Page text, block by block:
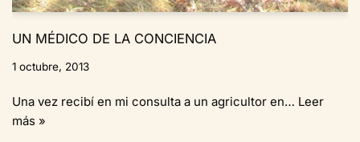
UN MÉDICO DE LA CONCIENCIA
1 octubre, 2013
Una vez recibí en mi consulta a un agricultor en… Leer
más »